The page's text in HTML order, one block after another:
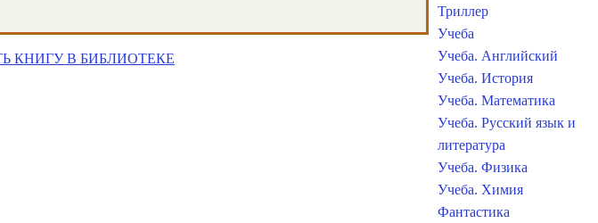
КНИГУ В БИБЛИОТЕКЕ
Триллер
Учеба
Учеба. Английский
Учеба. История
Учеба. Математика
Учеба. Русский язык и
литература
Учеба. Физика
Учеба. Химия
Фантастика